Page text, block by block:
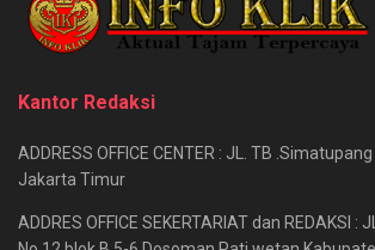
Kantor Redaksi
ADDRESS OFFICE CENTER : JL. TB
Jakarta Timur
ADDRES OFFICE SEKERTARIAT dan REDAKSI :